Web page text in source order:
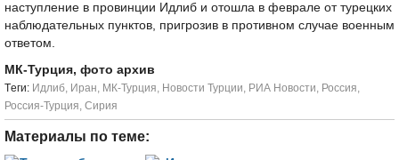
наступление в провинции Идлиб и отошла в феврале от турецких
наблюдательных пунктов, пригрозив в противном случае военным
ответом.
МК-Турция, фото архив
Tеги: Идлиб, Иран, МК-Турция, Новости Турции, РИА Новости, Россия,
Россия-Турция, Сирия
Материалы по теме: